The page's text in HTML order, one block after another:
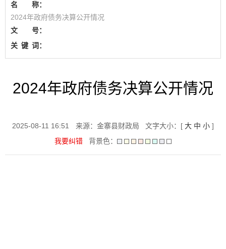
名 称：
2024年政府债务决算公开情况
文 号：
关 键 词：
2024年政府债务决算公开情况
2025-08-11 16:51 来源：金寨县财政局 文字大小：[ 大 中 小]
我要纠错
背景色：